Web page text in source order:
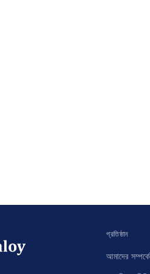
প্রতিষ্ঠান
আমাদের সম্পর্কে